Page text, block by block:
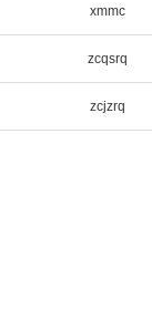
xmmc
zcqsrq
zcjzrq